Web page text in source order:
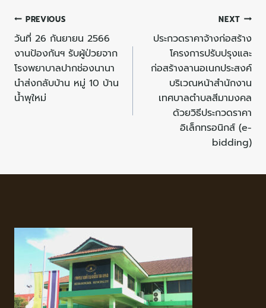
PREVIOUS
วันที่ 26 กันยายน 2566
งานป้องกันฯ รับผู้ป่วยจาก
โรงพยาบาลปากช่องนานา
นำส่งกลับบ้าน หมู่ 10 บ้าน
น้ำพุใหม่
NEXT
ประกวดราคาจ้างก่อสร้าง
โครงการปรับปรุงและ
ก่อสร้างลานอเนกประสงค์
บริเวณหน้าสำนักงาน
เทศบาลตำบลสีมามงคล
ด้วยวิธีประกวดราคา
อิเล็กทรอนิกส์ (e-
bidding)